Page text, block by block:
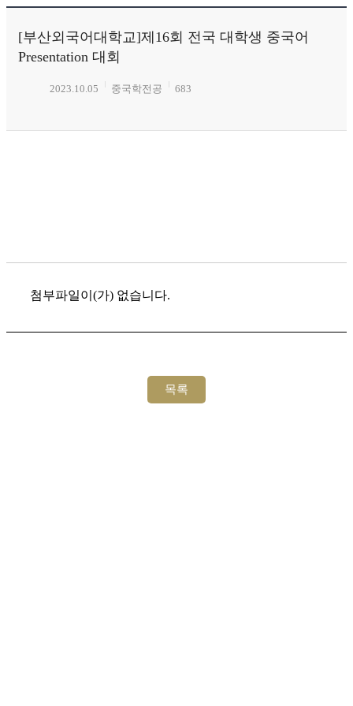
[부산외국어대학교]제16회 전국 대학생 중국어
Presentation 대회
2023.10.05 중국학전공 683
첨부파일이(가) 없습니다.